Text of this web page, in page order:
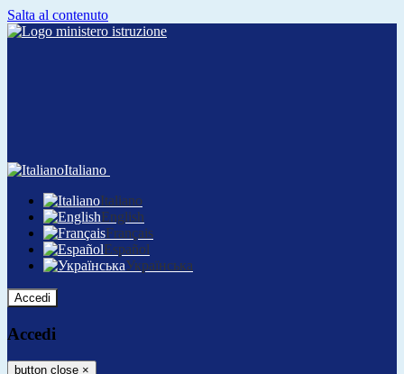
Salta al contenuto
Italiano
Italiano
English
Français
Español
Українська
Accedi
Accedi
button close ×